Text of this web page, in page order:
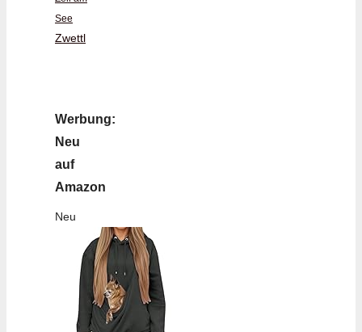
See
Zwettl
Werbung:
Neu
auf
Amazon
Neu